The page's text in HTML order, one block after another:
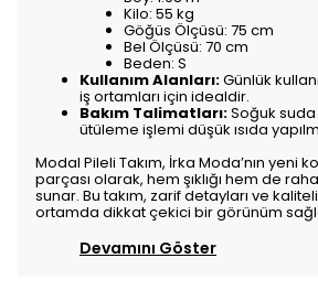
Kilo: 55 kg
Göğüs Ölçüsü: 75 cm
Bel Ölçüsü: 70 cm
Beden: S
Kullanım Alanları:Günlük
iş ortamları için idealdir.
Bakım Talimatları:Soğuk
ütüleme işlemi düşük ısıda
Modal Pileli Takım, İrka Moda’nın yeni
parçası olarak, hem şıklığı hem de
sunar. Bu takım, zarif detayları ve
ortamda dikkat çekici bir görünüm
Devamını Göster